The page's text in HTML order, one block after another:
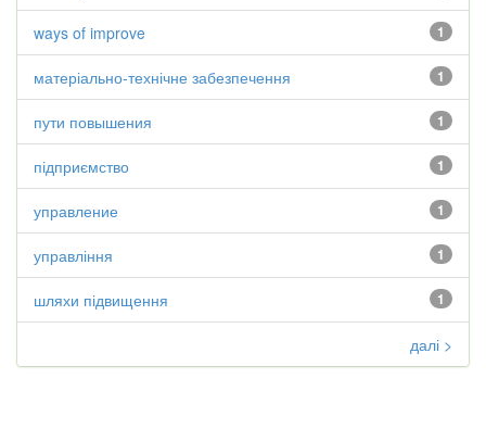
1
ways of improve
1
матеріально-технічне забезпечення
1
пути повышения
1
підприємство
1
управление
1
управління
1
шляхи підвищення
далі >